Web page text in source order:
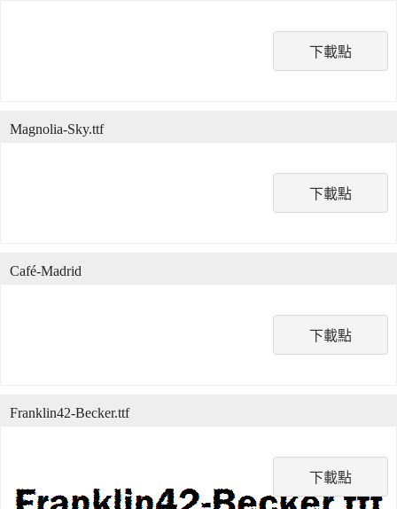
下載點
下載點
Magnolia-Sky.ttf
下載點
Café-Madrid
下載點
Franklin42-Becker.ttf